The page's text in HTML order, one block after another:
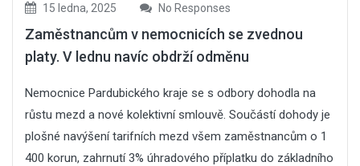
15 ledna, 2025 No Responses
Zaměstnancům v nemocnicích se zvednou
platy. V lednu navíc obdrží odměnu
Nemocnice Pardubického kraje se s odbory dohodla na
růstu mezd a nové kolektivní smlouvě. Součástí dohody je
plošné navýšení tarifních mezd všem zaměstnancům o 1
400 korun, zahrnutí 3% úhradového příplatku do základního